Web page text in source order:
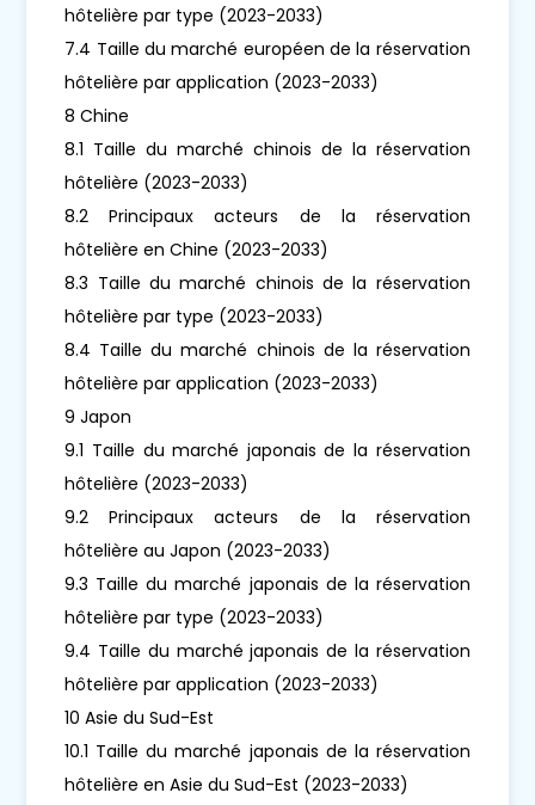
hôtelière par type (2023-2033)
7.4 Taille du marché européen de la réservation
hôtelière par application (2023-2033)
8 Chine
8.1 Taille du marché chinois de la réservation
hôtelière (2023-2033)
8.2 Principaux acteurs de la réservation
hôtelière en Chine (2023-2033)
8.3 Taille du marché chinois de la réservation
hôtelière par type (2023-2033)
8.4 Taille du marché chinois de la réservation
hôtelière par application (2023-2033)
9 Japon
9.1 Taille du marché japonais de la réservation
hôtelière (2023-2033)
9.2 Principaux acteurs de la réservation
hôtelière au Japon (2023-2033)
9.3 Taille du marché japonais de la réservation
hôtelière par type (2023-2033)
9.4 Taille du marché japonais de la réservation
hôtelière par application (2023-2033)
10 Asie du Sud-Est
10.1 Taille du marché japonais de la réservation
hôtelière en Asie du Sud-Est (2023-2033)